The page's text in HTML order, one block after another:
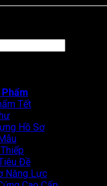
Tết
Hồ Sơ
Đề
Năng Lực